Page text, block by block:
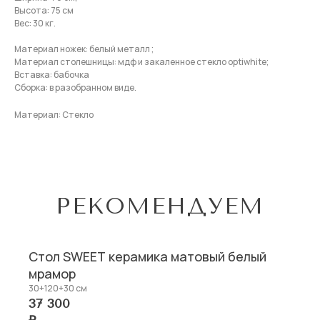
Высота: 75 см
Вес: 30 кг.
Материал ножек: белый металл ;
Материал столешницы: мдф и закаленное стекло optiwhite;
Вставка: бабочка
Сборка: в разобранном виде.
Материал: Стекло
РЕКОМЕНДУЕМ
Стол SWEET керамика матовый белый
мрамор
30+120+30 см
37 300
ПРИОБРЕСТИ
Стулья
трансформеры
Пользовательское соглашение
Правила эксплуатации мебели